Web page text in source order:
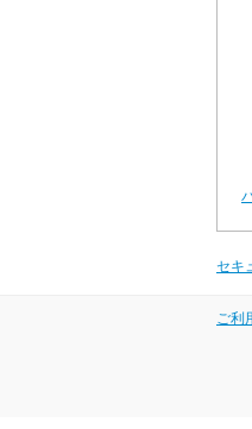
セキ
ご利